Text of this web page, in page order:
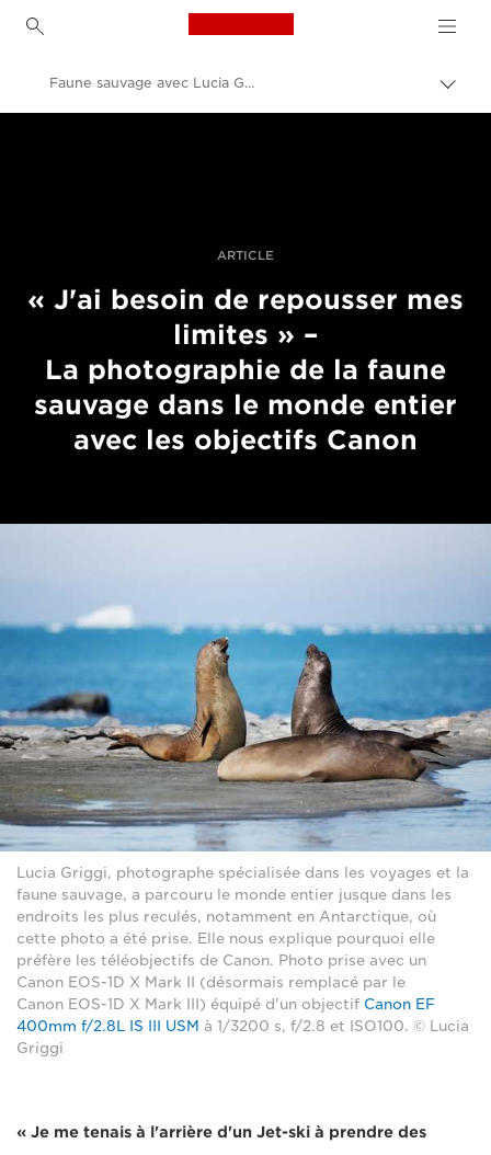
Canon Logo, back to
entre
Faune sauvage avec Lucia Griggi
ARTICLE
« J'ai besoin de repousser mes
limites » –
La photographie de la faune
sauvage dans le monde entier
avec les objectifs Canon
Lucia Griggi, photographe spécialisée dans les voyages et la
faune sauvage, a parcouru le monde entier jusque dans les
endroits les plus reculés, notamment en Antarctique, où
cette photo a été prise. Elle nous explique pourquoi elle
préfère les téléobjectifs de Canon. Photo prise avec un
Canon EOS-1D X Mark II (désormais remplacé par le
Canon EOS-1D X Mark III) équipé d'un objectif Canon EF
400mm f/2.8L IS III USM à 1/3200 s, f/2.8 et ISO100. © Lucia
Griggi
« Je me tenais à l'arrière d'un Jet-ski à prendre des